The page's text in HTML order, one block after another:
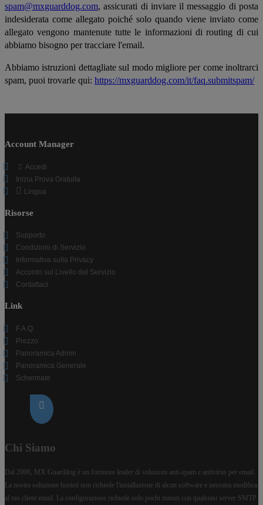
spam@mxguarddog.com, assicurati di inviare il messaggio di posta
indesiderata come allegato poiché solo quando viene inviato come
allegato vengono mantenute tutte le informazioni di routing di cui
abbiamo bisogno per tracciare l'email.
Abbiamo istruzioni dettagliate sul modo migliore per come inoltrarci
spam, puoi trovarle qui: https://mxguarddog.com/it/faq.submitspam/
Account Manager
Accedi
Inizia Prova Gratuita
Lingua
Risorse
Supporto
Condizioni di Servizio
Informativa sulla Privacy
Accordo sul Livello del Servizio
Contattaci
Link
F.A.Q.
Prezzo
Panoramica Admin
Panoramica Generale
Schermate
Chi Siamo
Dal 2006, MX Guarddog è un fornitore leader di soluzioni anti-spam e antivirus per email.
La nostra soluzione hosted non richiede l'installazione di alcun software e nessuna modifica
al tuo client email. La configurazione richiede solo pochi minuti con qualsiasi server SMTP